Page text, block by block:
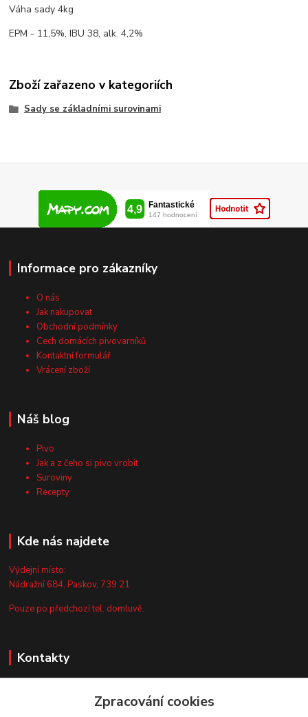
Váha sady 4kg
EPM - 11,5%, IBU 38, alk. 4,2%
Zboží zařazeno v kategoriích
Sady se základními surovinami
Informace pro zákazníky
O nás
Jak nakupovat
Obchodní podmínky
Cech domácích pivovarníků
Kontaktní formulář
Vrácení zboží
Náš blog
Pivo
Jak a z čeho si pivo vrobit
Suroviny
Recepty
Kde nás najdete
Výdejní místo:
Nádražní 684, Paskov, 739 21
Pouze po předchozí tel. domluvě.
Kontakty
+420 735 044 675Zpracování cookies